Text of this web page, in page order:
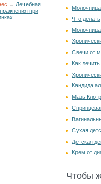
Что
Молочница
Свечи от
Как
Кандида
Мазь
Сухая
Детская
Крем от
Чтобы
→ Лечебная
при